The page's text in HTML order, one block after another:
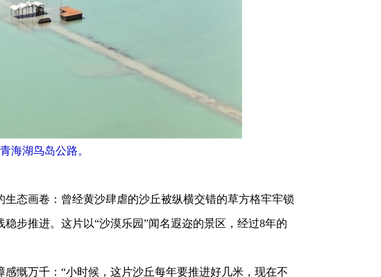
海湖鸟岛公路。
画卷：曾经黄沙肆虐的沙丘被纵横交错的草方格牢牢锁
步推进。这片以“沙漠乐园”闻名遐迩的景区，经过8年的
万千：“小时候，这片沙丘每年要推进好几米，现在不